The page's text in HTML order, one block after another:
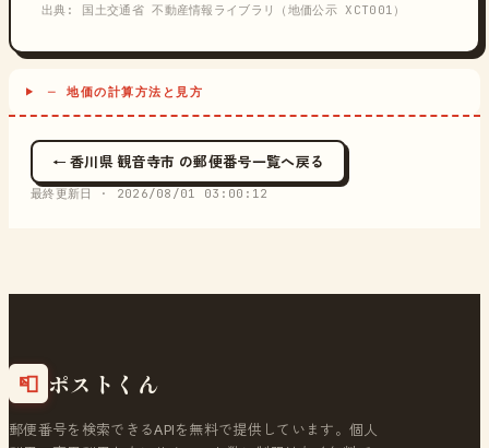
出典: 国土交通省 不動産情報ライブラリ（地価公示 XCT001）
─ 地価の計算方法と見方
← 香川県 観音寺市 の郵便番号一覧へ戻る
最終更新日 · 2026/08/01 03:00:12
📮 ポストくん
郵便番号を検索できるAPIを無料で提供しています。個人